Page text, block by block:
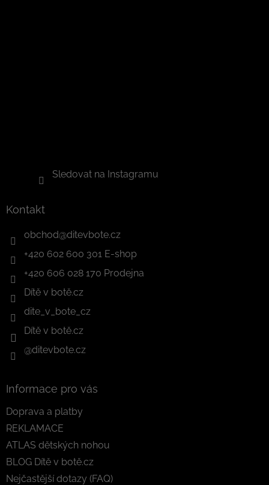
Sledovat na Instagramu
Kontakt
obchod@ditevbote.cz
+420 602 600 301 E-shop
+420 606 028 170 Prodejna
Dítě v botě.cz
dite_v_bote_cz
Dítě v botě.cz
@ditevbote.cz
Informace pro vás
Doprava a platby
REKLAMACE
ATLAS dětských nohou
BLOG Dítě v botě.cz
Nejčastější dotazy (FAQ)